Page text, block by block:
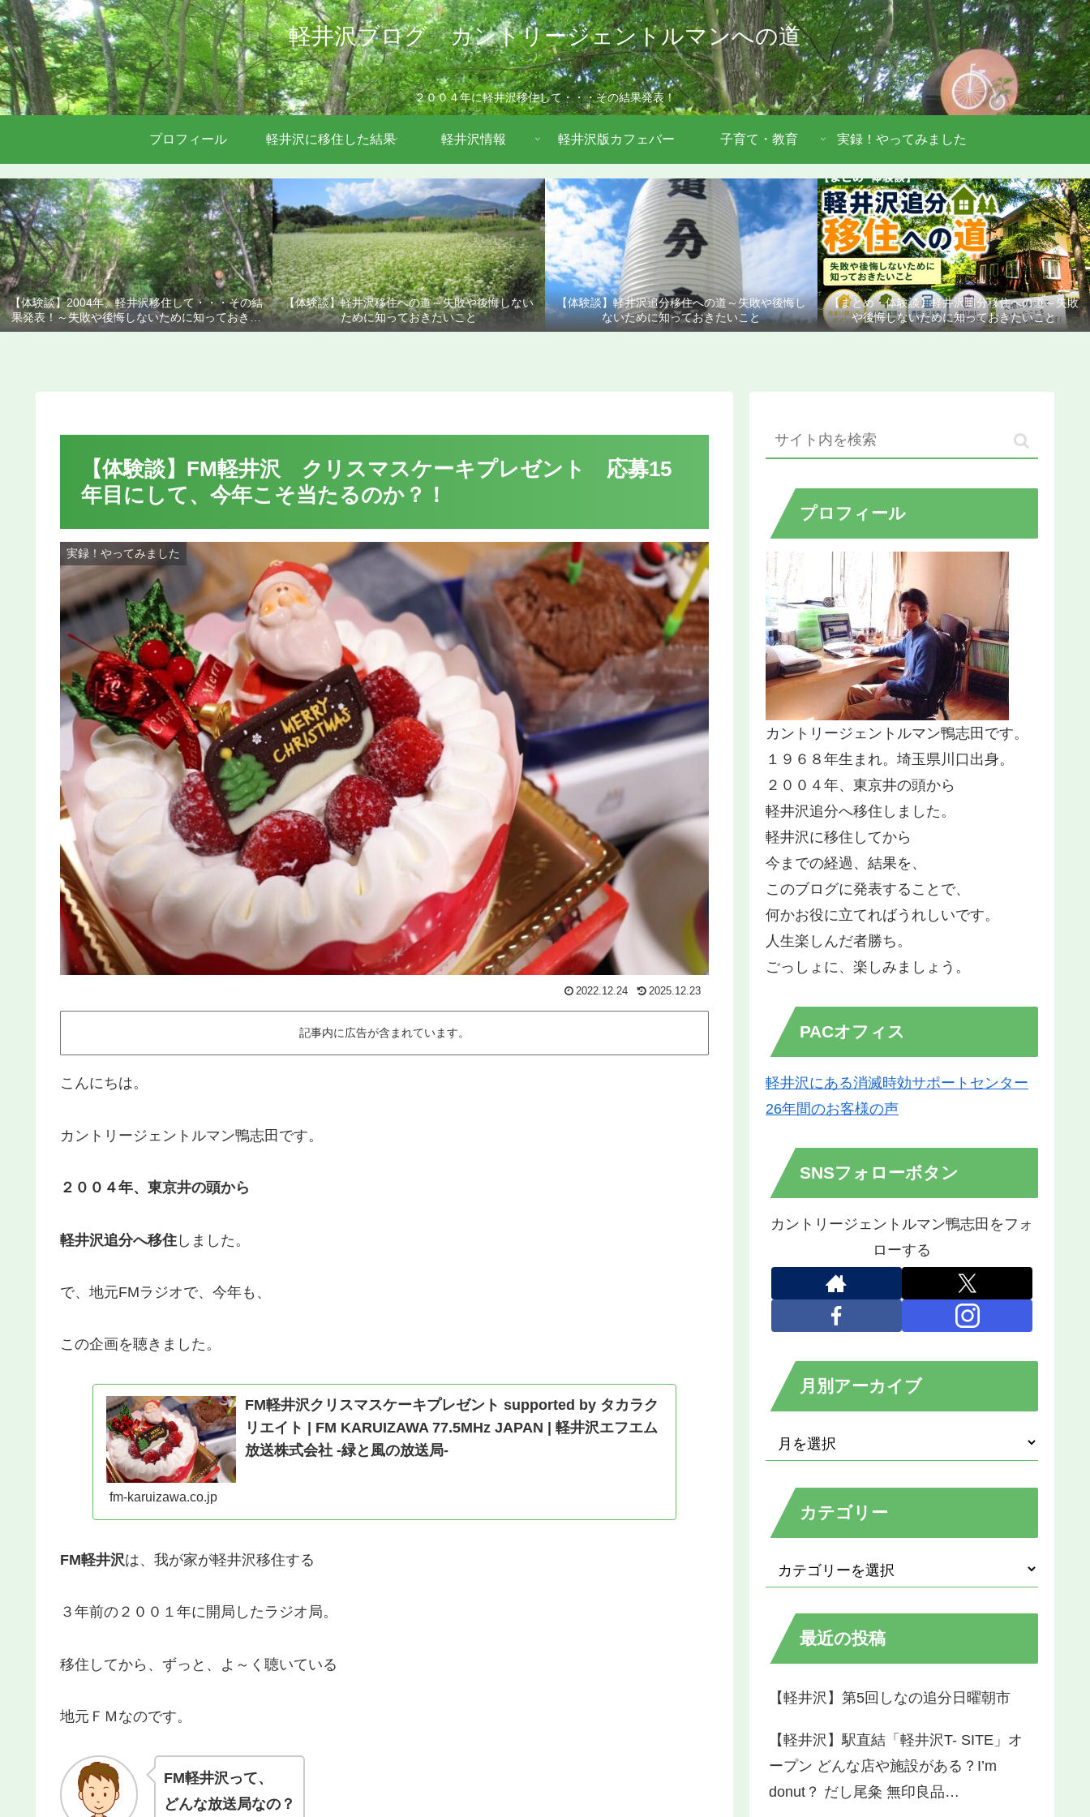
軽井沢ブログ カントリージェントルマンへの道
２００４年に軽井沢移住して・・・その結果発表！
プロフィール 軽井沢に移住した結果 軽井沢情報 軽井沢版カフェバー 子育て・教育 実録！やってみました
【体験談】2004年、軽井沢移住して・・・その結
果発表！～失敗や後悔しないために知っておきた
いこと
【体験談】軽井沢移住への道～失敗や後悔しない
ために知っておきたいこと
【体験談】軽井沢追分移住への道～失敗や後悔し
ないために知っておきたいこと
【まとめ・体験談】軽井沢追分移住への道～失敗
や後悔しないために知っておきたいこと
【体験談】FM軽井沢 クリスマスケーキプレゼント 応募15
年目にして、今年こそ当たるのか？！
実録！やってみました
2022.12.24 2025.12.23
記事内に広告が含まれています。
こんにちは。
カントリージェントルマン鴨志田です。
２００４年、東京井の頭から
軽井沢追分へ移住 しました。
で、地元FMラジオで、今年も、
この企画を聴きました。
FM軽井沢クリスマスケーキプレゼント supported by タカラク
リエイト | FM KARUIZAWA 77.5MHz JAPAN | 軽井沢エフエム
放送株式会社 -緑と風の放送局-
fm-karuizawa.co.jp
FM軽井沢は、我が家が軽井沢移住する
３年前の２００１年に開局したラジオ局。
移住してから、ずっと、よ～く聴いている
地元ＦＭなのです。
FM軽井沢って、
どんな放送局なの？
プロフィール
カントリージェントルマン鴨志田です。
１９６８年生まれ。埼玉県川口出身。
２００４年、東京井の頭から
軽井沢追分へ移住しました。
軽井沢に移住してから
今までの経過、結果を、
このブログに発表することで、
何かお役に立てればうれしいです。
人生楽しんだ者勝ち。
ごっしょに、楽しみましょう。
PACオフィス
軽井沢にある消滅時効サポートセンター
26年間のお客様の声
SNSフォローボタン
カントリージェントルマン鴨志田をフォ
ローする
月別アーカイブ
カテゴリー
最近の投稿
【軽井沢】第5回しなの追分日曜朝市
【軽井沢】駅直結「軽井沢T- SITE」オ
ープン どんな店や施設がある？I’m
donut？ だし尾粂 無印良品…